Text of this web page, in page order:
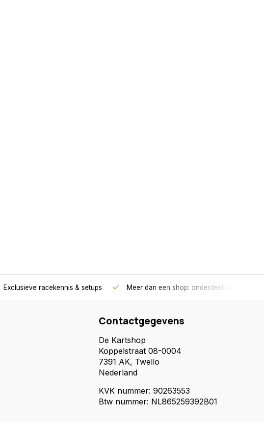
Exclusieve racekennis & setups Meer dan een shop: onderdeel van een
Contactgegevens
De Kartshop
Koppelstraat 08-0004
7391 AK, Twello
Nederland
KVK nummer: 90263553
Btw nummer: NL865259392B01